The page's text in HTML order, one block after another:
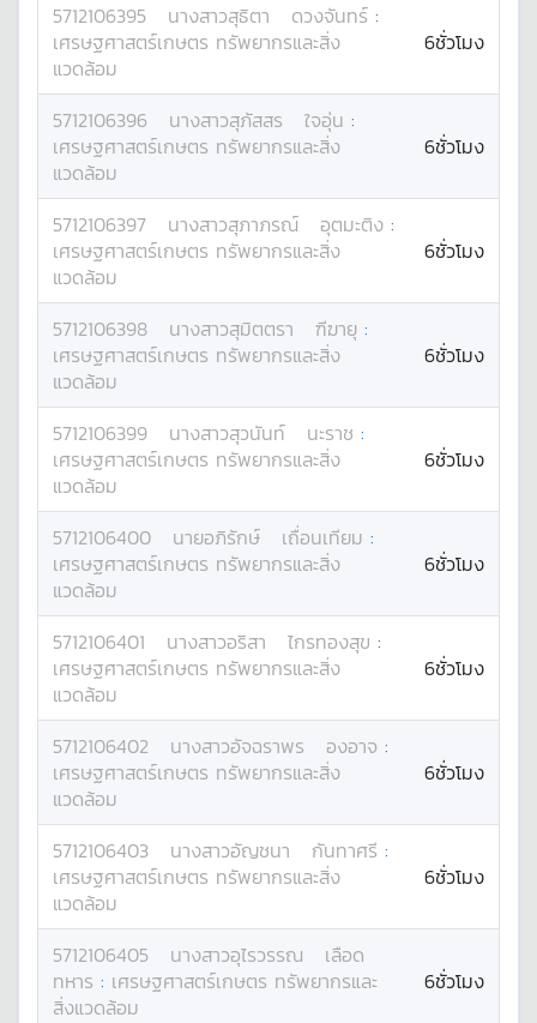
5712106395 นางสาวสุธิตา ดวงจันทร์ :
เศรษฐศาสตร์เกษตร ทรัพยากรและสิ่ง
แวดล้อม
6ชั่วโมง
5712106396 นางสาวสุภัสสร ใจอุ่น :
เศรษฐศาสตร์เกษตร ทรัพยากรและสิ่ง
แวดล้อม
6ชั่วโมง
5712106397 นางสาวสุภาภรณ์ อุตมะติง :
เศรษฐศาสตร์เกษตร ทรัพยากรและสิ่ง
แวดล้อม
6ชั่วโมง
5712106398 นางสาวสุมิตตรา ฑีฆายุ :
เศรษฐศาสตร์เกษตร ทรัพยากรและสิ่ง
แวดล้อม
6ชั่วโมง
5712106399 นางสาวสุวนันท์ นะราช :
เศรษฐศาสตร์เกษตร ทรัพยากรและสิ่ง
แวดล้อม
6ชั่วโมง
5712106400 นายอภิรักษ์ เถื่อนเทียม :
เศรษฐศาสตร์เกษตร ทรัพยากรและสิ่ง
แวดล้อม
6ชั่วโมง
5712106401 นางสาวอริสา ไกรทองสุข :
เศรษฐศาสตร์เกษตร ทรัพยากรและสิ่ง
แวดล้อม
6ชั่วโมง
5712106402 นางสาวอัจฉราพร องอาจ :
เศรษฐศาสตร์เกษตร ทรัพยากรและสิ่ง
แวดล้อม
6ชั่วโมง
5712106403 นางสาวอัญชนา กันทาศรี :
เศรษฐศาสตร์เกษตร ทรัพยากรและสิ่ง
แวดล้อม
6ชั่วโมง
5712106405 นางสาวอุไรวรรณ
เลือด
ทหาร : เศรษฐศาสตร์เกษตร ทรัพยากรและ
สิ่งแวดล้อม
6ชั่วโมง